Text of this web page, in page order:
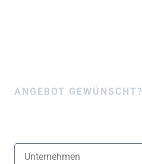
ANGEBOT GEWÜNSCHT?